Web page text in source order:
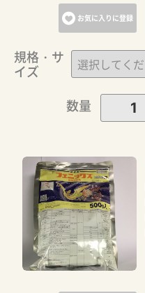
お気に入りに登録
規格・サ
イズ
数量